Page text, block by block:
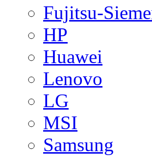
Fujitsu-
HP
Huawei
Lenovo
LG
MSI
Samsung